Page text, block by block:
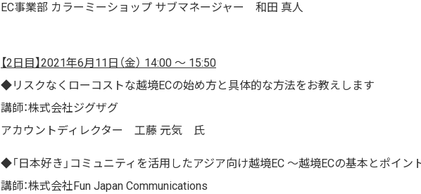
EC事業部 カラーミーショップ サブマネージャー 和田 真人
【2日目】2021年6月11日（金） 14:00 ～ 15:50
◆リスクなくローコストな越境ECの始め方と具体的な方法をお教えします
講師：株式会社ジグザグ
アカウントディレクター 工藤 元気 氏
◆「日本好き」コミュニティを活用したアジア向け越境EC ～越境ECの基本とポイン
講師：株式会社Fun Japan Communications